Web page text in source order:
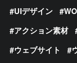
UIデザイン
アクション素材
ウェブサイト